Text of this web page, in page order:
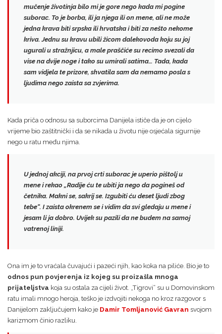
mučenje životinja bilo mi je gore nego kada mi pogine
suborac. To je borba, ili ja njega ili on mene, ali ne može
jedna krava biti srpska ili hrvatska i biti za nešto nekome
kriva. Jednu su kravu ubili žicom dalekovoda koju su joj
ugurali u stražnjicu, a male praščiće su recimo svezali da
vise na dvije noge itako su umirali satima… Tada, kada
sam vidjela te prizore, shvatila sam da nemamo posla s
ljudima nego zaista sa zvjerima.
Kada priča o odnosu sa suborcima Danijela ističe da je on cijelo
vrijeme bio zaštitnički i da se nikada u životu nije osjećala sigurnije
nego u ratu među njima.
U jednoj akciji, na prvoj crti suborac je uperio pištolj u
mene i rekao „Radije ću te ubiti ja nego da pogineš od
četnika. Makni se, sakrij se. Izgubiti ću deset ljudi zbog
tebe“. I zaista okrenem se i vidim da svi gledaju u mene i
jesam li ja dobro. Uvijek su pazili da ne budem na samoj
vatrenoj liniji.
Ona im je to vraćala čuvajući i pazeći njih, kao koka na piliće. Bio je to
odnos pun povjerenja iz kojeg su proizašla mnoga
prijateljstva koja su ostala za cijeli život. „Tigrovi“ su u Domovinskom
ratu imali mnogo heroja, teško je izdvojiti nekoga no kroz razgovor s
Danijelom zaključujem kako je Damir Tomljanović Gavran svojom
karizmom činio razliku.